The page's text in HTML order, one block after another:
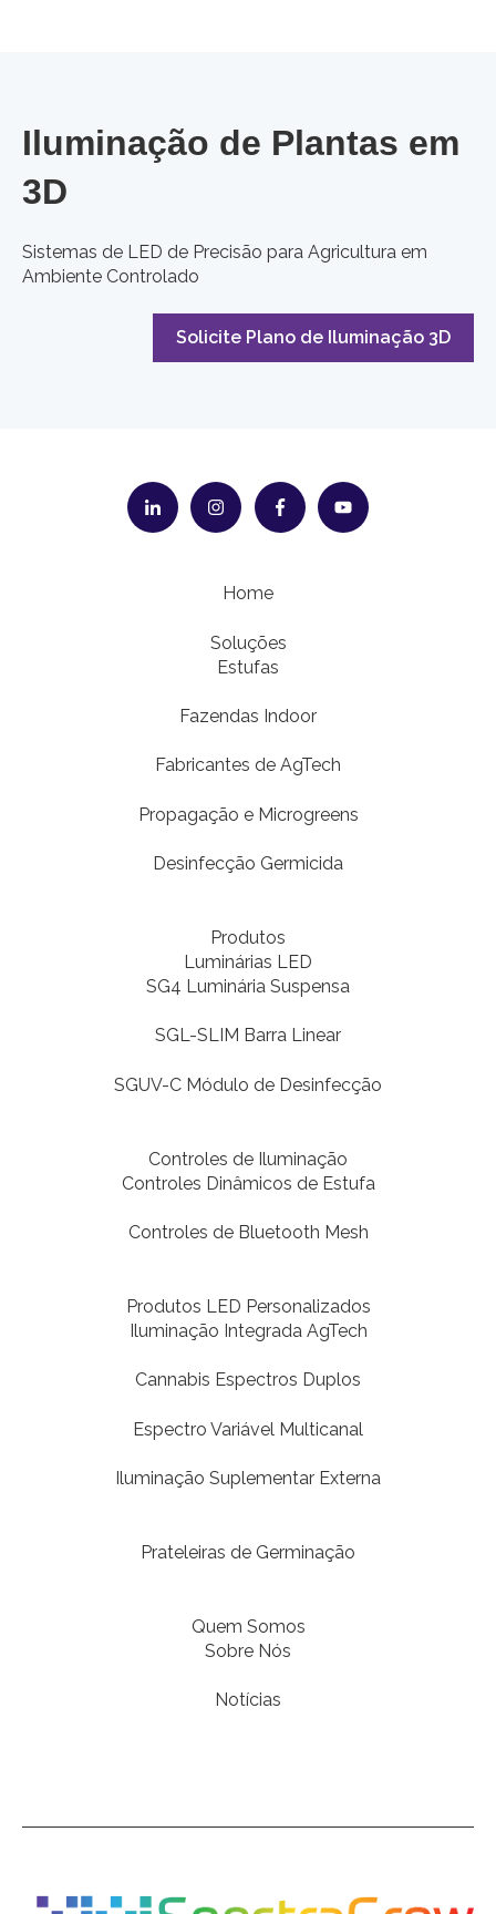
Iluminação de Plantas em
3D
Sistemas de LED de Precisão para Agricultura em
Ambiente Controlado
Solicite Plano de Iluminação 3D
Home
Soluções
Estufas
Fazendas Indoor
Fabricantes de AgTech
Propagação e Microgreens
Desinfecção Germicida
Produtos
Luminárias LED
SG4 Luminária Suspensa
SGL-SLIM Barra Linear
SGUV-C Módulo de Desinfecção
Controles de Iluminação
Controles Dinâmicos de Estufa
Controles de Bluetooth Mesh
Produtos LED Personalizados
Iluminação Integrada AgTech
Cannabis Espectros Duplos
Espectro Variável Multicanal
Iluminação Suplementar Externa
Prateleiras de Germinação
Quem Somos
Sobre Nós
Notícias